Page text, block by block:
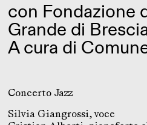
con Fondazione
Grande di
A cura di
Concerto Jazz
Silvia Giangrossi, voce